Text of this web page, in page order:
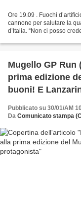
Ore 19.09 . Fuochi
cannone per salutare la
d’Italia. “Non ci posso
Mugello GP Run
prima edizione
buoni! E
Pubblicato su 30/01/AM
Da Comunicato stampa